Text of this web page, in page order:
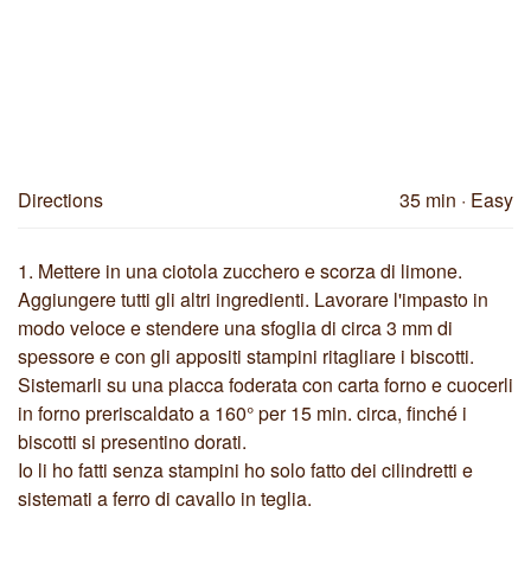
35 min · Easy
Directions
1. Mettere in una ciotola zucchero e scorza di limone.
Aggiungere tutti gli altri ingredienti. Lavorare l'impasto in
modo veloce e stendere una sfoglia di circa 3 mm di
spessore e con gli appositi stampini ritagliare i biscotti.
Sistemarli su una placca foderata con carta forno e cuocerli
in forno preriscaldato a 160° per 15 min. circa, finché i
biscotti si presentino dorati.
Io li ho fatti senza stampini ho solo fatto dei cilindretti e
sistemati a ferro di cavallo in teglia.